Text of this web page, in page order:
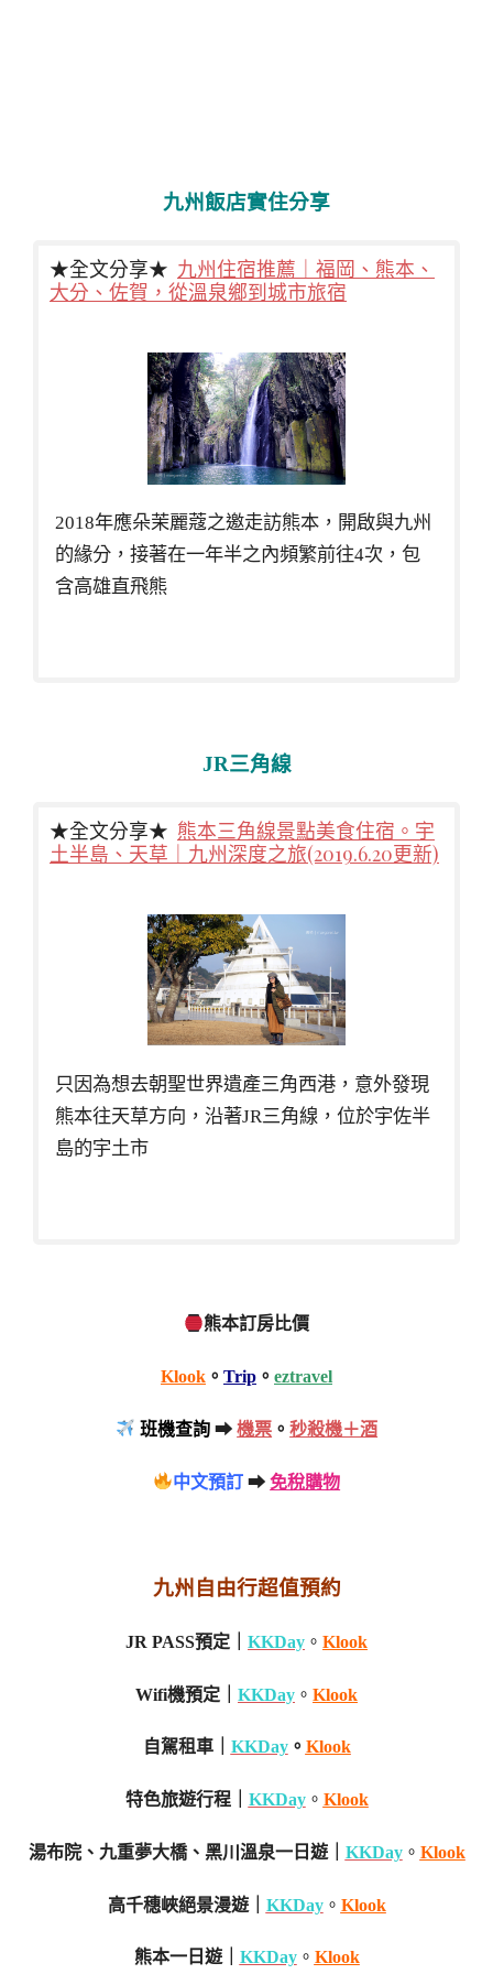
九州飯店實住分享
★全文分享★ 九州住宿推薦｜福岡、熊本、
大分、佐賀，從溫泉鄉到城市旅宿
2018年應朵茉麗蔻之邀走訪熊本，開啟與九州
的緣分，接著在一年半之內頻繁前往4次，包
含高雄直飛熊
JR三角線
★全文分享★ 熊本三角線景點美食住宿。宇
土半島、天草｜九州深度之旅(2019.6.20更新)
只因為想去朝聖世界遺產三角西港，意外發現
熊本往天草方向，沿著JR三角線，位於宇佐半
島的宇土市
熊本訂房比價
Klook 。 Trip 。 eztravel
班機查詢 ➡機票 。秒殺機＋酒
中文預訂 ➡免稅購物
九州自由行超值預約
JR PASS預定｜ KKDay 。 Klook
Wifi機預定｜ KKDay 。 Klook
自駕租車｜ KKDay。 Klook
特色旅遊行程｜ KKDay。 Klook
湯布院、九重夢大橋、黑川溫泉一日遊｜ KKDay。 Klook
高千穗峽絕景漫遊｜ KKDay。 Klook
熊本一日遊｜ KKDay。 Klook